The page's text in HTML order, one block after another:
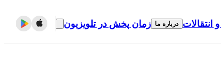
انتقالات درباره ما زمان پخش در تلویزیون